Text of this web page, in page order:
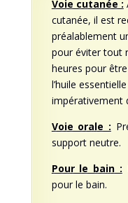
Voie cutanée :
cutanée, il est
préalablement
pour éviter tout
heures pour
l’huile
impérativement
Voie orale :
support neutre.
Pour le bain :
pour le bain.